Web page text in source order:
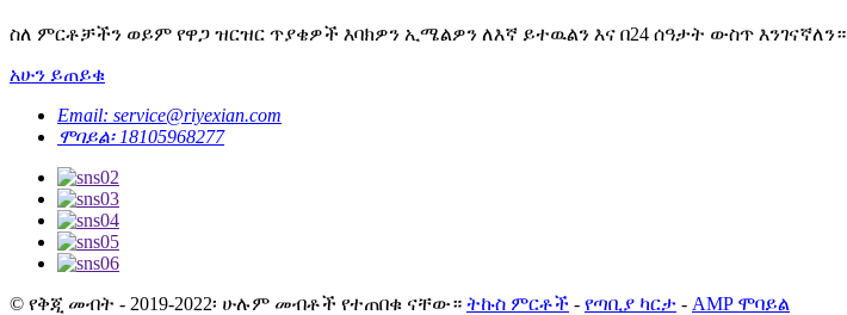
ስለ ምርቶቻችን ወይም የዋጋ ዝርዝር ጥያቄዎች እባክዎን ኢሜልዎን ለእኛ ይተዉልን እና በ24 ሰዓታት ውስጥ እንገናኛለን።
አሁን ይጠይቁ
Email: service@riyexian.com
ሞባይል፡ 18105968277
© የቅጂ መብት - 2019-2022፡ ሁሉም መብቶች የተጠበቁ ናቸው። ትኩስ ምርቶች - የጣቢያ ካርታ - AMP ሞባይል